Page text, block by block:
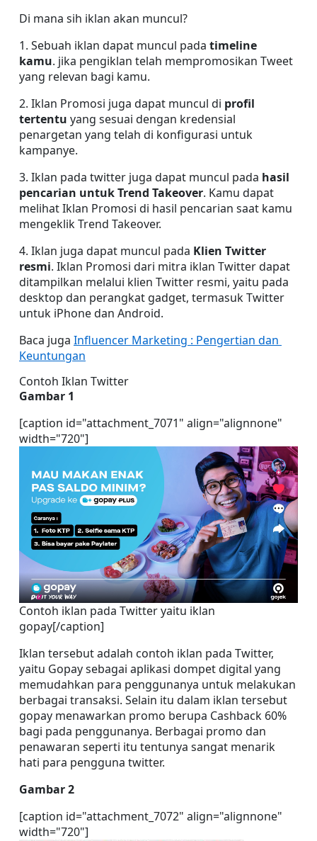
Di mana sih iklan akan muncul?
1. Sebuah iklan dapat muncul pada timeline
kamu. jika pengiklan telah mempromosikan Tweet
yang relevan bagi kamu.
2. Iklan Promosi juga dapat muncul di profil
tertentu yang sesuai dengan kredensial
penargetan yang telah di konfigurasi untuk
kampanye.
3. Iklan pada twitter juga dapat muncul pada hasil
pencarian untuk Trend Takeover. Kamu dapat
melihat Iklan Promosi di hasil pencarian saat kamu
mengeklik Trend Takeover.
4. Iklan juga dapat muncul pada Klien Twitter
resmi. Iklan Promosi dari mitra iklan Twitter dapat
ditampilkan melalui klien Twitter resmi, yaitu pada
desktop dan perangkat gadget, termasuk Twitter
untuk iPhone dan Android.
Baca juga Influencer Marketing : Pengertian dan
Keuntungan
Contoh Iklan Twitter
Gambar 1
[caption id="attachment_7071" align="alignnone"
width="720"]
Contoh iklan pada Twitter yaitu iklan
gopay[/caption]
Iklan tersebut adalah contoh iklan pada Twitter,
yaitu Gopay sebagai aplikasi dompet digital yang
memudahkan para penggunanya untuk melakukan
berbagai transaksi. Selain itu dalam iklan tersebut
gopay menawarkan promo berupa Cashback 60%
bagi pada penggunanya. Berbagai promo dan
penawaran seperti itu tentunya sangat menarik
hati para pengguna twitter.
Gambar 2
[caption id="attachment_7072" align="alignnone"
width="720"]